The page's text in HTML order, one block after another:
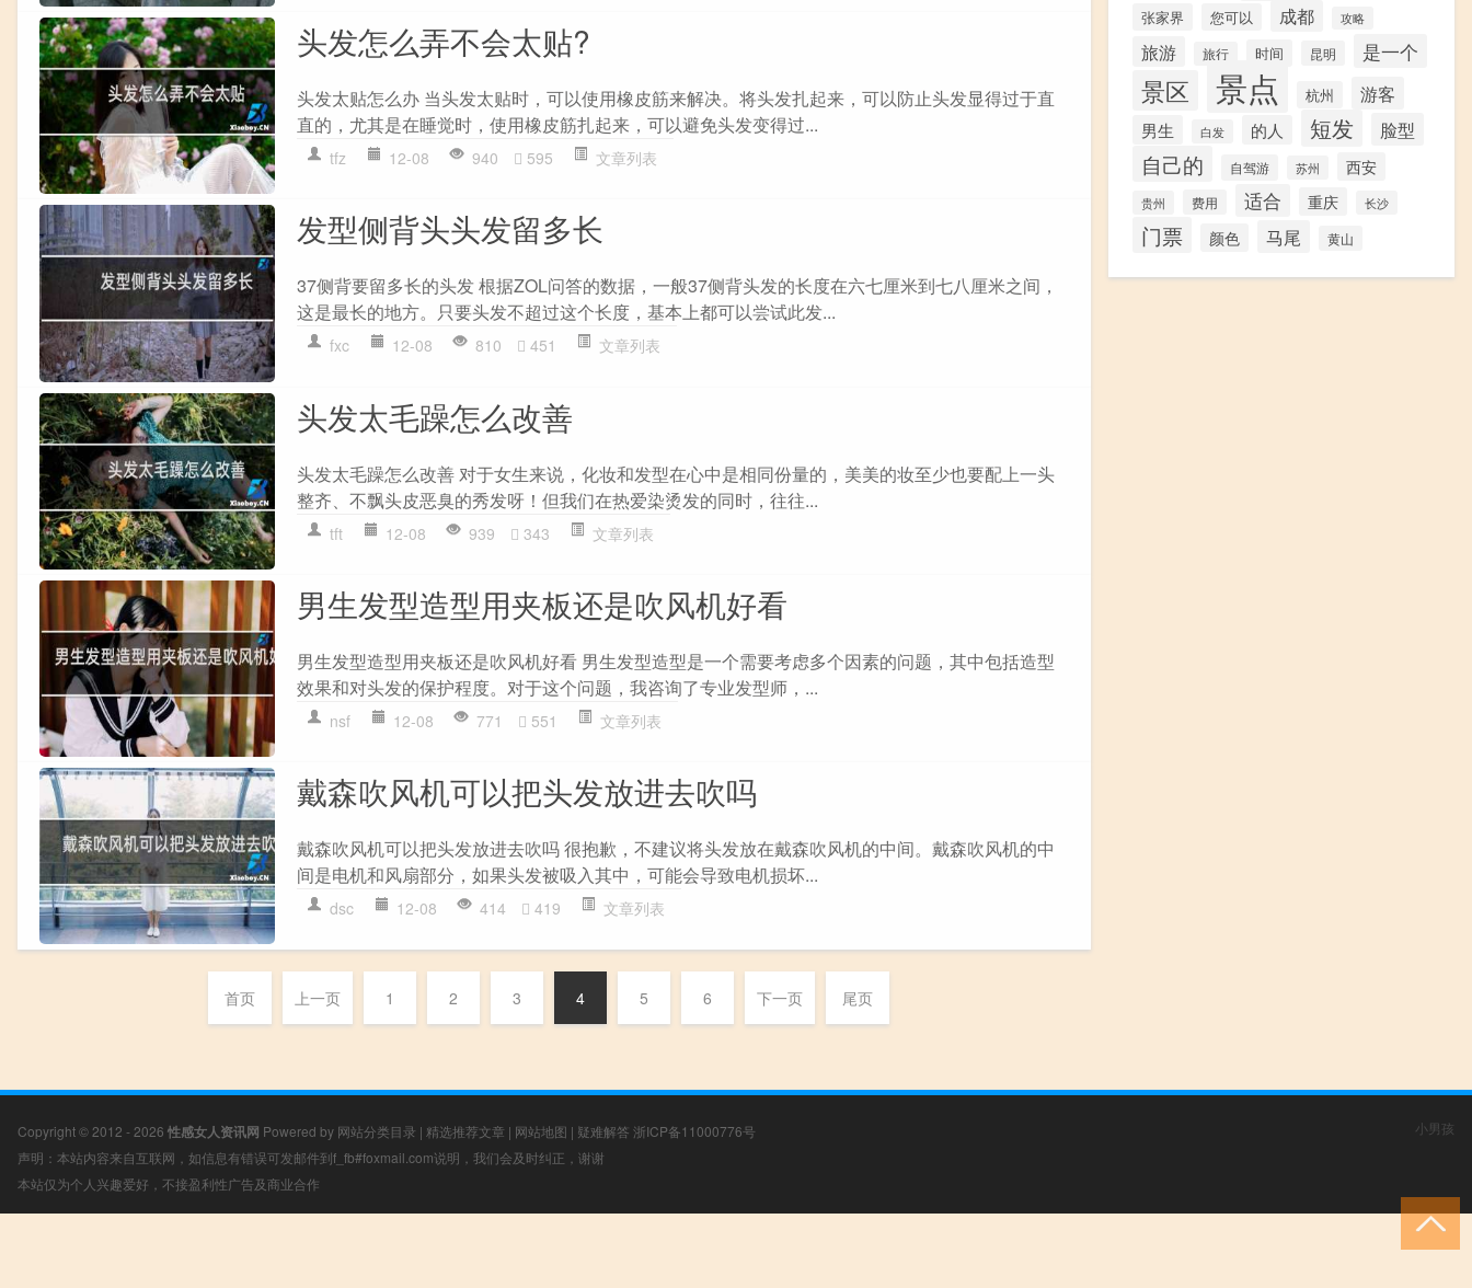
头发怎么弄不会太贴?
头发太贴怎么办 当头发太贴时，可以使用橡皮筋来解决。将头发扎起来，可以防止头发显得过于直
直的，尤其是在睡觉时，使用橡皮筋扎起来，可以避免头发变得过...
tfz 12-08 940 595 文章列表
发型侧背头头发留多长
37侧背要留多长的头发 根据ZOL问答的数据，一般37侧背头发的长度在六七厘米到七八厘米之间，
这是最长的地方。只要头发不超过这个长度，基本上都可以尝试此发...
fxc 12-08 810 451 文章列表
头发太毛躁怎么改善
头发太毛躁怎么改善 对于女生来说，化妆和发型在心中是相同份量的，美美的妆至少也要配上一头
整齐、不飘头皮恶臭的秀发呀！但我们在热爱染烫发的同时，往往...
tft 12-08 939 343 文章列表
男生发型造型用夹板还是吹风机好看
男生发型造型用夹板还是吹风机好看 男生发型造型是一个需要考虑多个因素的问题，其中包括造型
效果和对头发的保护程度。对于这个问题，我咨询了专业发型师，...
nsf 12-08 771 551 文章列表
戴森吹风机可以把头发放进去吹吗
戴森吹风机可以把头发放进去吹吗 很抱歉，不建议将头发放在戴森吹风机的中间。戴森吹风机的中
间是电机和风扇部分，如果头发被吸入其中，可能会导致电机损坏...
dsc 12-08 414 419 文章列表
首页 上一页 1 2 3 4 5 6 下一页 尾页
张家界 您可以 成都 攻略
旅游 旅行 时间 昆明 是一个
景区 景点 杭州 游客
男生 白发 的人 短发 脸型
自己的 自驾游 苏州 西安
贵州 费用 适合 重庆 长沙
门票 颜色 马尾 黄山
Copyright © 2012 - 2026 性感女人资讯网 Powered by 网站分类目录 | 精选推荐文章 | 网站地图 | 疑难解答 浙ICP备11000776号
声明：本站内容来自互联网，如信息有错误可发邮件到f_fb#foxmail.com说明，我们会及时纠正，谢谢
本站仅为个人兴趣爱好，不接盈利性广告及商业合作
小男孩